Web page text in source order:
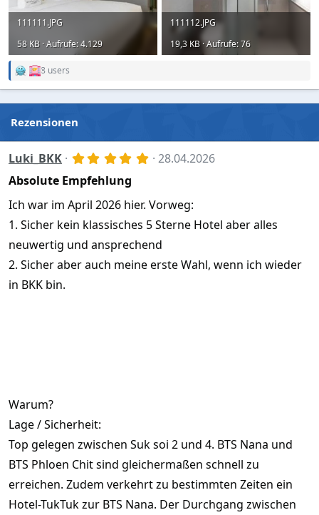
111111.JPG
58 KB · Aufrufe: 4.129
111112.JPG
19,3 KB · Aufrufe: 76
R
e
t
o
n
s
:
8 users
Rezensionen
Luki_BKK 5
S
e
n
(
e
28.04.2026
Absolute Empfehlung
Ich war im April 2026 hier. Vorweg:
1. Sicher kein klassisches 5 Sterne Hotel aber alles
neuwertig und ansprechend
2. Sicher aber auch meine erste Wahl, wenn ich wieder
in BKK bin.
Warum?
Lage / Sicherheit:
Top gelegen zwischen Suk soi 2 und 4. BTS Nana und
BTS Phloen Chit sind gleichermaßen schnell zu
erreichen. Zudem verkehrt zu bestimmten Zeiten ein
Hotel-TukTuk zur BTS Nana. Der Durchgang zwischen